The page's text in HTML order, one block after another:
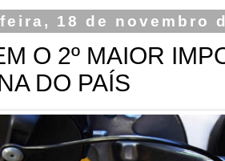
18 de novembro
O 2º MAIOR
DO PAÍS